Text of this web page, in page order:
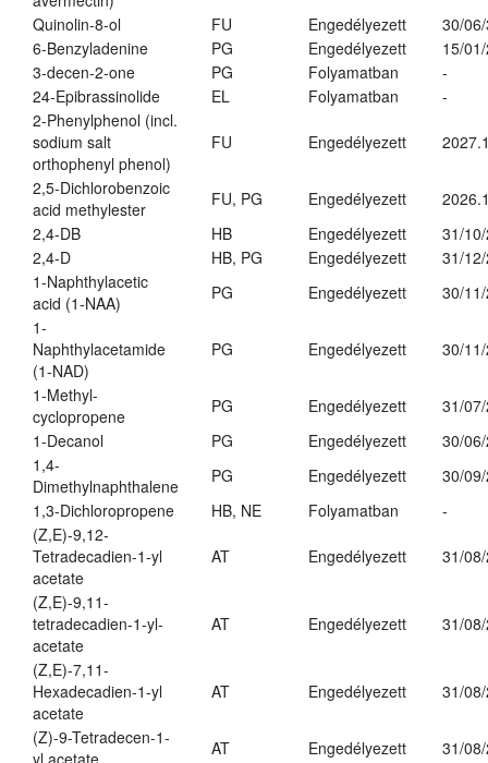
Quinolin-8-ol
FU Engedélyezett
30/
6-Benzyladenine
PG Engedélyezett
15/
3-decen-2-one
PG Folyamatban
-
24-Epibrassinolide
EL Folyamatban
-
2-Phenylphenol (incl.
sodium salt
orthophenyl phenol)
FU Engedélyezett
2,5-Dichlorobenzoic
acid methylester
FU, PG Engedélyezett
2,4-DB
HB Engedélyezett
31/
2,4-D
HB, PG Engedélyezett
31/
1-Naphthylacetic
acid (1-NAA)
PG Engedélyezett
30/
1-
Naphthylacetamide
(1-NAD)
PG Engedélyezett 30/
1-Methyl-
cyclopropene
PG Engedélyezett
31/
1-Decanol
PG Engedélyezett
30/
1,4-
Dimethylnaphthalene
PG Engedélyezett
30/
1,3-Dichloropropene
HB, NE Folyamatban
-
(Z,E)-9,12-
Tetradecadien-1-yl
acetate
AT Engedélyezett 31/
(Z,E)-9,11-
tetradecadien-1-yl-
acetate
AT Engedélyezett 31/
(Z,E)-7,11-
Hexadecadien-1-yl
acetate
AT Engedélyezett 31/
(Z)-9-Tetradecen-1-
AT Engedélyezett
31/